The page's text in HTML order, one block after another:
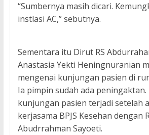
“Sumbernya masih dicari.
instlasi AC,” sebutnya.
Sementara itu Dirut RS
Anastasia Yekti Heningnuranian
mengenai kunjungan pasien di
Ia pimpin sudah ada
kunjungan pasien terjadi setelah
kerjasama BPJS Kesehan dengan
Abudrrahman Sayoeti.